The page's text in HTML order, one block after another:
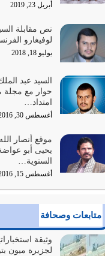
السبب الرئيسي لشقاء الأمة
والتعدي لحدود الله
أغسطس 1, 2026
أبرز أسباب الشقاء هو
الله المتمثل في القرآن
يوليو 31, 2026
كلما كانوا أكثر ضعفاً
يوليو 30, 2026
القرآن الكريم هو أهم مصدر
سيرته معرفة شخصيته
أبريل 23, 2019
نص مقابلة
لوفيغارو
يوليو 18, 2018
السيد عبد
حوار مع مجلة
امتداد…
أغسطس 30, 2016
موقع أنصار
يحيى أبو
السنوية…
أغسطس 15, 2016
متابعات وصحافة
وثيقة
لجزيرة ميون